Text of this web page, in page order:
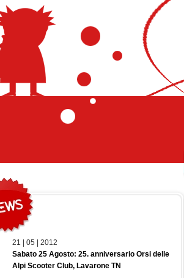
21 | 05 | 2012
Sabato 25 Agosto: 25. anniversario Orsi delle
Alpi Scooter Club, Lavarone TN